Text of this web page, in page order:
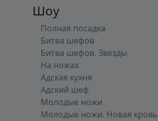
Шоу
Полная посадка
Битва шефов
Битва шефов. Звёзды
На ножах
Адская кухня
Адский шеф
Молодые ножи
Молодые ножи. Новая кровь